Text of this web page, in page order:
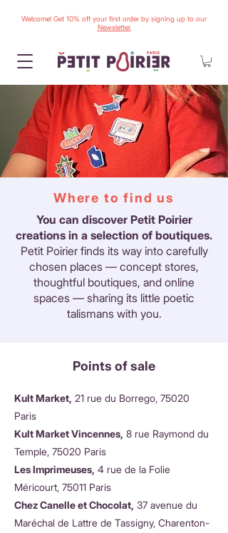
Welcome! Get 10% off your first order by signing up to our
Newsletter.
Where to find us
You can discover Petit Poirier
creations in a selection of boutiques.
Petit Poirier finds its way into carefully
chosen places — concept stores,
thoughtful boutiques, and online
spaces — sharing its little poetic
talismans with you.
Points of sale
Kult Market, 21 rue du Borrego, 75020
Paris
Kult Market Vincennes, 8 rue Raymond du
Temple, 75020 Paris
Les Imprimeuses, 4 rue de la Folie
Méricourt, 75011 Paris
Chez Canelle et Chocolat, 37 avenue du
Maréchal de Lattre de Tassigny, Charenton-